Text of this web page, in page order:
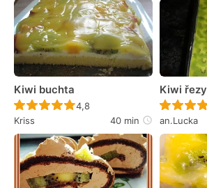
Kiwi buchta
Recept ještě nebyl hodnocen
4,8
Kriss
40 min
Kiwi řezy
an.Lucka